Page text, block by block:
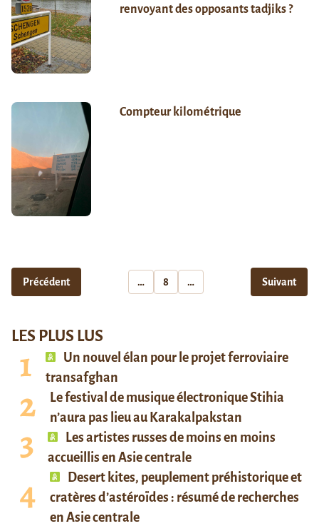
renvoyant des opposants tadjiks ?
Compteur kilométrique
Précédent … 8 … Suivant
LES PLUS LUS
Un nouvel élan pour le projet ferroviaire
transafghan
Le festival de musique électronique Stihia
n’aura pas lieu au Karakalpakstan
Les artistes russes de moins en moins
accueillis en Asie centrale
Desert kites, peuplement préhistorique et
cratères d’astéroïdes : résumé de recherches
en Asie centrale